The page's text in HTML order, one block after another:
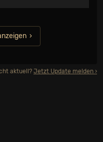
aktuell? Jetzt Update melden